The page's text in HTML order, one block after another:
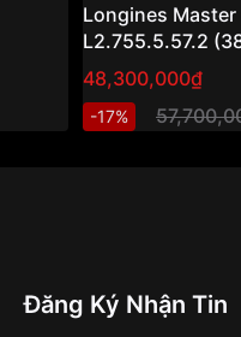
Longines
L2.755.5.57.2
Đồng hồ nam
kim cương,
Dress Watch
48,300,000₫
-17%
Đăng Ký Nhận Tin